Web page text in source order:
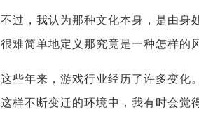
不过，我认为那种文化本身，是由身
很难简单地定义那究竟是一种怎样的
这些年来，游戏行业经历了许多变化
这样不断变迁的环境中，我有时会觉